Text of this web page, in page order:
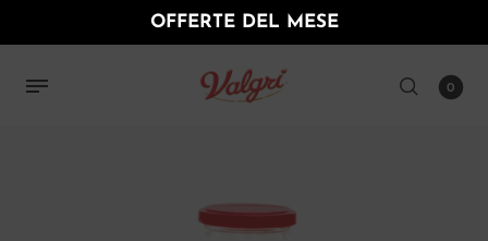
OFFERTE DEL MESE
0